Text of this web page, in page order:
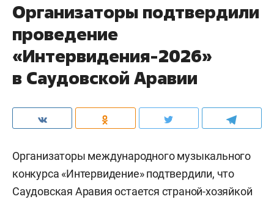
Организаторы подтвердили
проведение
«Интервидения-2026»
в Саудовской Аравии
Организаторы международного музыкального
конкурса «Интервидение» подтвердили, что
Саудовская Аравия остается страной-хозяйкой